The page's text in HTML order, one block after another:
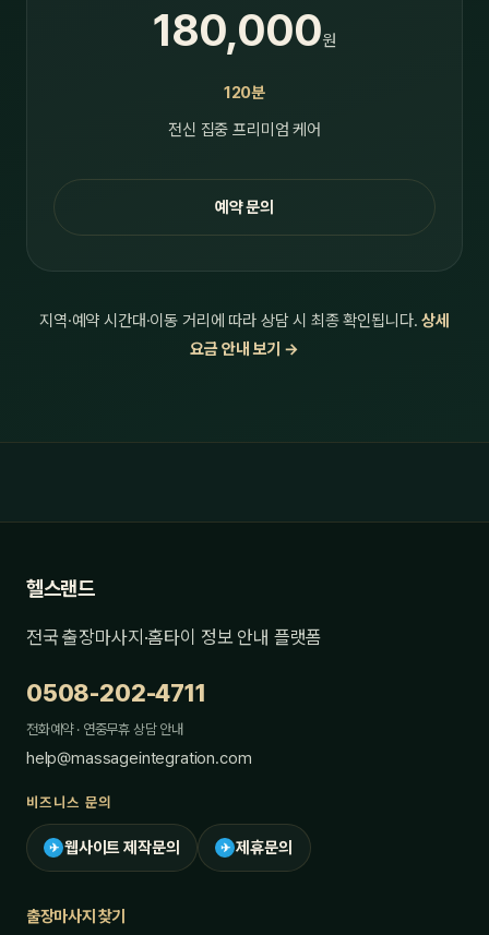
180,000원
120분
전신 집중 프리미엄 케어
예약 문의
지역·예약 시간대·이동 거리에 따라 상담 시 최종 확인됩니다.상세
요금 안내 보기 →
헬스랜드
전국 출장마사지·홈타이 정보 안내 플랫폼
0508-202-4711
전화예약 · 연중무휴 상담 안내
help@massageintegration.com
비즈니스 문의
✈ 웹사이트 제작문의 ✈ 제휴문의
출장마사지 찾기